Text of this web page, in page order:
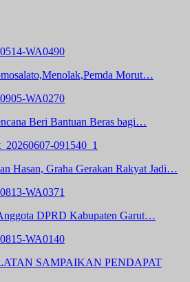
Morut…
Beri Bantuan Beras bagi…
Hasan, Graha Gerakan Rakyat Jadi…
DPRD Kabupaten Garut…
SAMPAIKAN PENDAPAT